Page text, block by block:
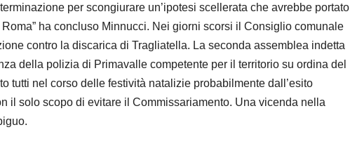
per scongiurare un’ipotesi scellerata che avrebbe portato
ha concluso Minnucci. Nei giorni scorsi il Consiglio comunale
contro la discarica di Tragliatella. La seconda assemblea indetta
della polizia di Primavalle competente per il territorio su ordina del
tutti nel corso delle festività natalizie probabilmente dall’esito
il solo scopo di evitare il Commissariamento. Una vicenda nella